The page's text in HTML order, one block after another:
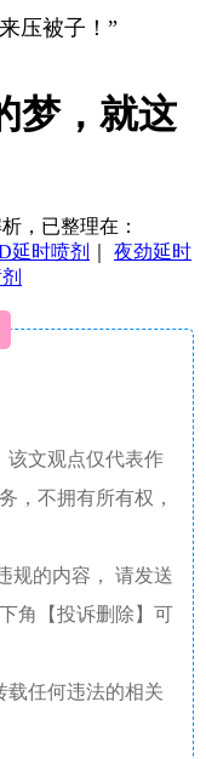
压被子！”
梦，就这
，已整理在：
延时喷剂
夜劲延时
该文观点仅代表作
，不拥有所有权，
规的内容， 请发送
角【投诉删除】可
载任何违法的相关